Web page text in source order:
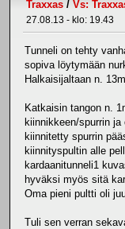
Traxxas / Vs:
27.08.13 - klo: 19.43
Tunneli on tehty
sopiva löytymään
Halkaisijaltaan n.
Katkaisin tangon n.
kiinnikkeen/spurrin
kiinnitetty spurrin
kiinnityspultin alle
kardaanitunneli1
hyväksi myös sitä
Oma pieni pultti oli
Tuli sen verran